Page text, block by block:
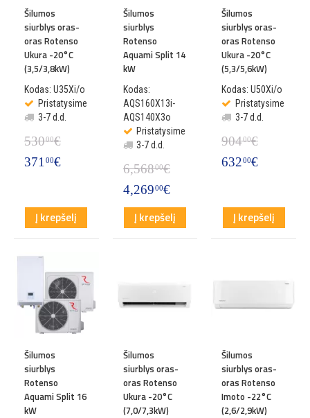
Šilumos
siurblys oras-
oras Rotenso
Ukura -20°C
(3,5/3,8kW)
Kodas: U35Xi/o
Pristatysime
3-7 d.d.
53000€
37100€
Į krepšelį
Šilumos
siurblys
Rotenso
Aquami Split 14
kW
Kodas:
AQS160X13i-
AQS140X3o
Pristatysime
3-7 d.d.
6,56800€
4,26900€
Į krepšelį
Šilumos
siurblys oras-
oras Rotenso
Ukura -20°C
(5,3/5,6kW)
Kodas: U50Xi/o
Pristatysime
3-7 d.d.
90400€
63200€
Į krepšelį
Šilumos
siurblys
Rotenso
Aquami Split 16
kW
Šilumos
siurblys oras-
oras Rotenso
Ukura -20°C
(7,0/7,3kW)
Šilumos
siurblys oras-
oras Rotenso
Imoto -22°C
(2,6/2,9kW)